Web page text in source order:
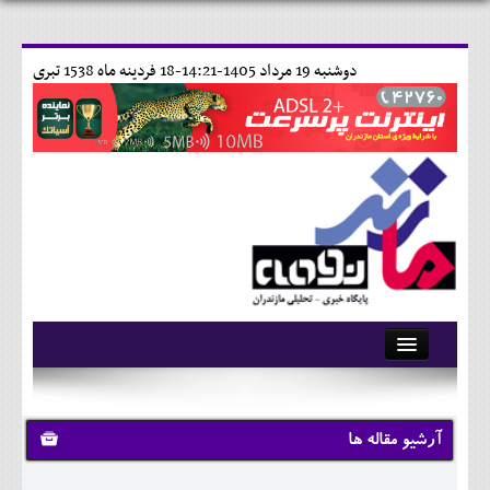
18 فردينه ماه 1538 تبری دوشنبه 19 مرداد 1405-14:21-
آرشیو
تماس با ما
وبلاگ
آرشیو مقاله ها